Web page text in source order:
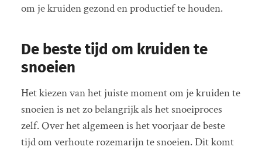
om je kruiden gezond en productief te houden.
De beste tijd om kruiden te
snoeien
Het kiezen van het juiste moment om je kruiden te
snoeien is net zo belangrijk als het snoeiproces
zelf. Over het algemeen is het voorjaar de beste
tijd om verhoute rozemarijn te snoeien. Dit komt